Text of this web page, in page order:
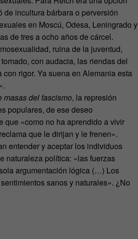
incultura bárbara o perversión
en Moscú, Odesa, Leningrado y
de tres a ocho años de cárcel.
ruina de la juventud,
con audacia, las riendas del
rigor. Ya suena en Alemania esta
masas del fascismo, la represión
populares, de ese deseo
que «como no ha aprendido a vivir
que le dirijan y le frenen».
entender y aceptar los individuos
naturaleza política: «las fuerzas
argumentación lógica (…) Los
sanos y naturales». ¿No